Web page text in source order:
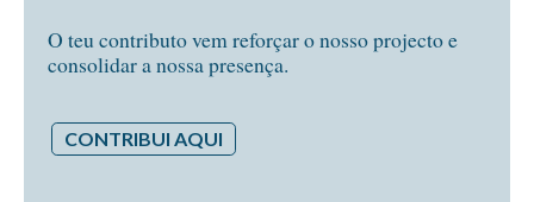
O teu contributo vem reforçar o nosso projecto e
consolidar a nossa presença.
CONTRIBUI AQUI